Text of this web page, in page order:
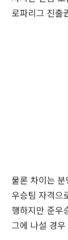
로파리그 진출
물론 차이는
우승팀 자격으
행하지만 준우
그에 나설 경